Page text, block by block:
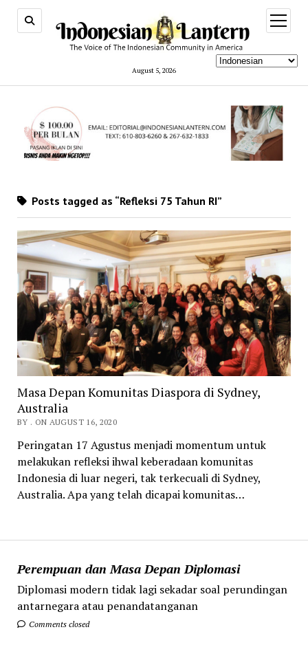
August 5, 2026
open
menu
Perempuan dan Masa Depan Diplomasi
Diplomasi modern tidak lagi sekadar soal perundingan
antarnegara atau penandatanganan
Comments closed
Posts tagged as “Refleksi 75 Tahun RI”
Masa Depan Komunitas Diaspora di Sydney,
Australia
BY . ON AUGUST 16, 2020
Peringatan 17 Agustus menjadi momentum untuk
melakukan refleksi ihwal keberadaan komunitas
Indonesia di luar negeri, tak terkecuali di Sydney,
Australia. Apa yang telah dicapai komunitas…